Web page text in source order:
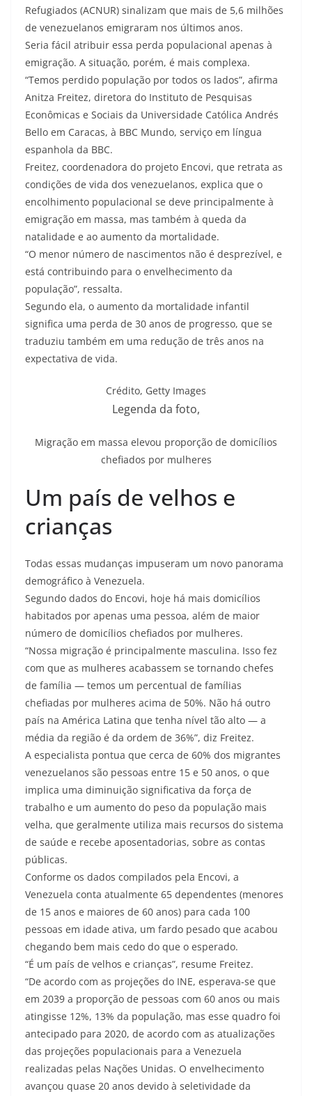
Refugiados (ACNUR) sinalizam que mais de 5,6 milhões
de venezuelanos emigraram nos últimos anos.
Seria fácil atribuir essa perda populacional apenas à
emigração. A situação, porém, é mais complexa.
“Temos perdido população por todos os lados”, afirma
Anitza Freitez, diretora do Instituto de Pesquisas
Econômicas e Sociais da Universidade Católica Andrés
Bello em Caracas, à BBC Mundo, serviço em língua
espanhola da BBC.
Freitez, coordenadora do projeto Encovi, que retrata as
condições de vida dos venezuelanos, explica que o
encolhimento populacional se deve principalmente à
emigração em massa, mas também à queda da
natalidade e ao aumento da mortalidade.
“O menor número de nascimentos não é desprezível, e
está contribuindo para o envelhecimento da
população”, ressalta.
Segundo ela, o aumento da mortalidade infantil
significa uma perda de 30 anos de progresso, que se
traduziu também em uma redução de três anos na
expectativa de vida.
Crédito, Getty Images
Legenda da foto,
Migração em massa elevou proporção de domicílios
chefiados por mulheres
Um país de velhos e
crianças
Todas essas mudanças impuseram um novo panorama
demográfico à Venezuela.
Segundo dados do Encovi, hoje há mais domicílios
habitados por apenas uma pessoa, além de maior
número de domicílios chefiados por mulheres.
“Nossa migração é principalmente masculina. Isso fez
com que as mulheres acabassem se tornando chefes
de família — temos um percentual de famílias
chefiadas por mulheres acima de 50%. Não há outro
país na América Latina que tenha nível tão alto — a
média da região é da ordem de 36%”, diz Freitez.
A especialista pontua que cerca de 60% dos migrantes
venezuelanos são pessoas entre 15 e 50 anos, o que
implica uma diminuição significativa da força de
trabalho e um aumento do peso da população mais
velha, que geralmente utiliza mais recursos do sistema
de saúde e recebe aposentadorias, sobre as contas
públicas.
Conforme os dados compilados pela Encovi, a
Venezuela conta atualmente 65 dependentes (menores
de 15 anos e maiores de 60 anos) para cada 100
pessoas em idade ativa, um fardo pesado que acabou
chegando bem mais cedo do que o esperado.
“É um país de velhos e crianças”, resume Freitez.
“De acordo com as projeções do INE, esperava-se que
em 2039 a proporção de pessoas com 60 anos ou mais
atingisse 12%, 13% da população, mas esse quadro foi
antecipado para 2020, de acordo com as atualizações
das projeções populacionais para a Venezuela
realizadas pelas Nações Unidas. O envelhecimento
avançou quase 20 anos devido à seletividade da